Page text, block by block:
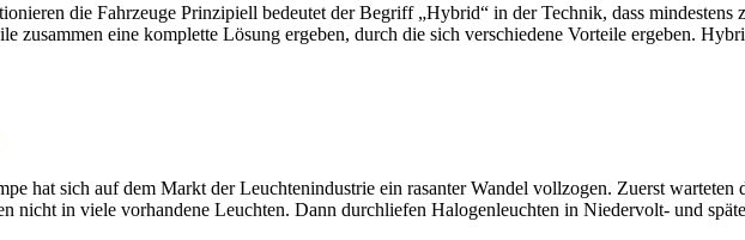
die Fahrzeuge Prinzipiell bedeutet der Begriff „Hybrid“ in der Technik, dass
zusammen eine komplette Lösung ergeben, durch die sich verschiedene Vorteile ergeben.
hat sich auf dem Markt der Leuchtenindustrie ein rasanter Wandel vollzogen. Zuerst warteten
nicht in viele vorhandene Leuchten. Dann durchliefen Halogenleuchten in Niedervolt- und